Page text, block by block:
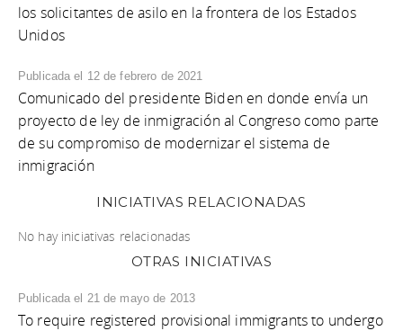
los solicitantes de asilo en la frontera de los Estados
Unidos
Publicada el 12 de febrero de 2021
Comunicado del presidente Biden en donde envía un
proyecto de ley de inmigración al Congreso como parte
de su compromiso de modernizar el sistema de
inmigración
INICIATIVAS RELACIONADAS
No hay iniciativas relacionadas
OTRAS INICIATIVAS
Publicada el 21 de mayo de 2013
To require registered provisional immigrants to undergo